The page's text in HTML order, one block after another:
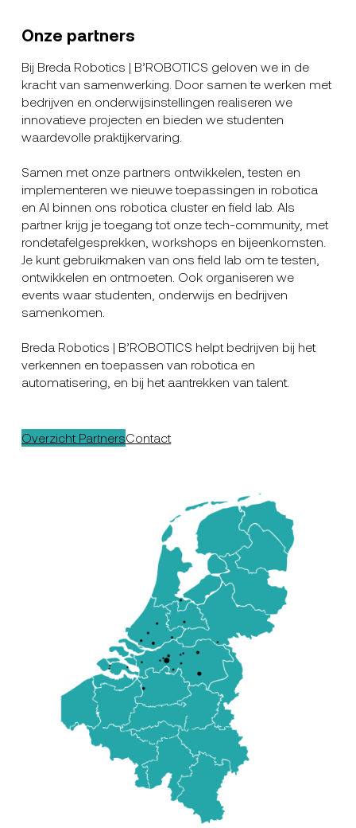
Onze partners
Bij Breda Robotics | B’ROBOTICS geloven we in de
kracht van samenwerking. Door samen te werken met
bedrijven en onderwijsinstellingen realiseren we
innovatieve projecten en bieden we studenten
waardevolle praktijkervaring.
Samen met onze partners ontwikkelen, testen en
implementeren we nieuwe toepassingen in robotica
en AI binnen ons robotica cluster en field lab. Als
partner krijg je toegang tot onze tech-community, met
rondetafelgesprekken, workshops en bijeenkomsten.
Je kunt gebruikmaken van ons field lab om te testen,
ontwikkelen en ontmoeten. Ook organiseren we
events waar studenten, onderwijs en bedrijven
samenkomen.
Breda Robotics | B’ROBOTICS helpt bedrijven bij het
verkennen en toepassen van robotica en
automatisering, en bij het aantrekken van talent.
Overzicht PartnersContact